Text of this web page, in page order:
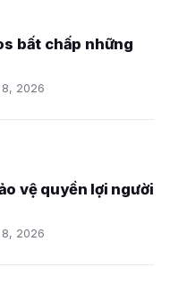
bất chấp những
8, 2026
vệ quyền lợi người
8, 2026